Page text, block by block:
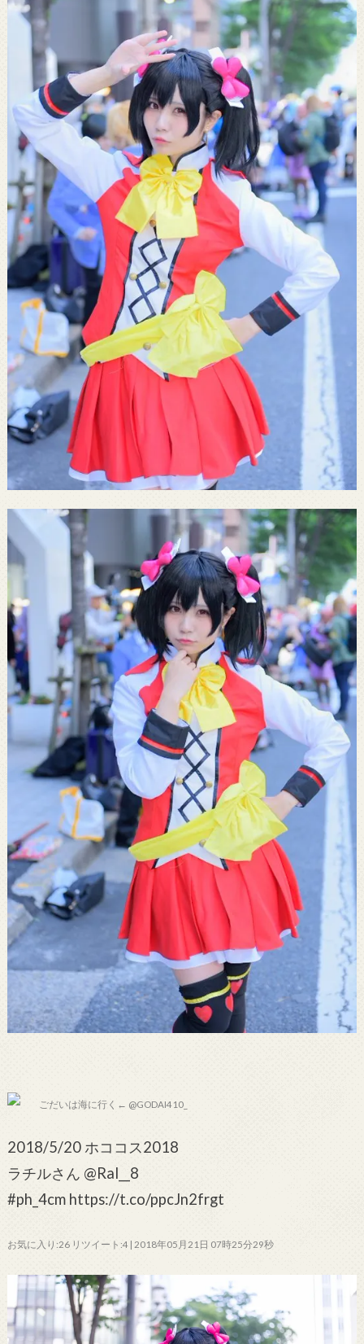
ごだいは海に行く← @GODAI410_
2018/5/20 ホココス2018
ラチルさん @Ral__8
#ph_4cm https://t.co/ppcJn2frgt
お気に入り:26 リツイート:4 | 2018年05月21日 07時25分29秒